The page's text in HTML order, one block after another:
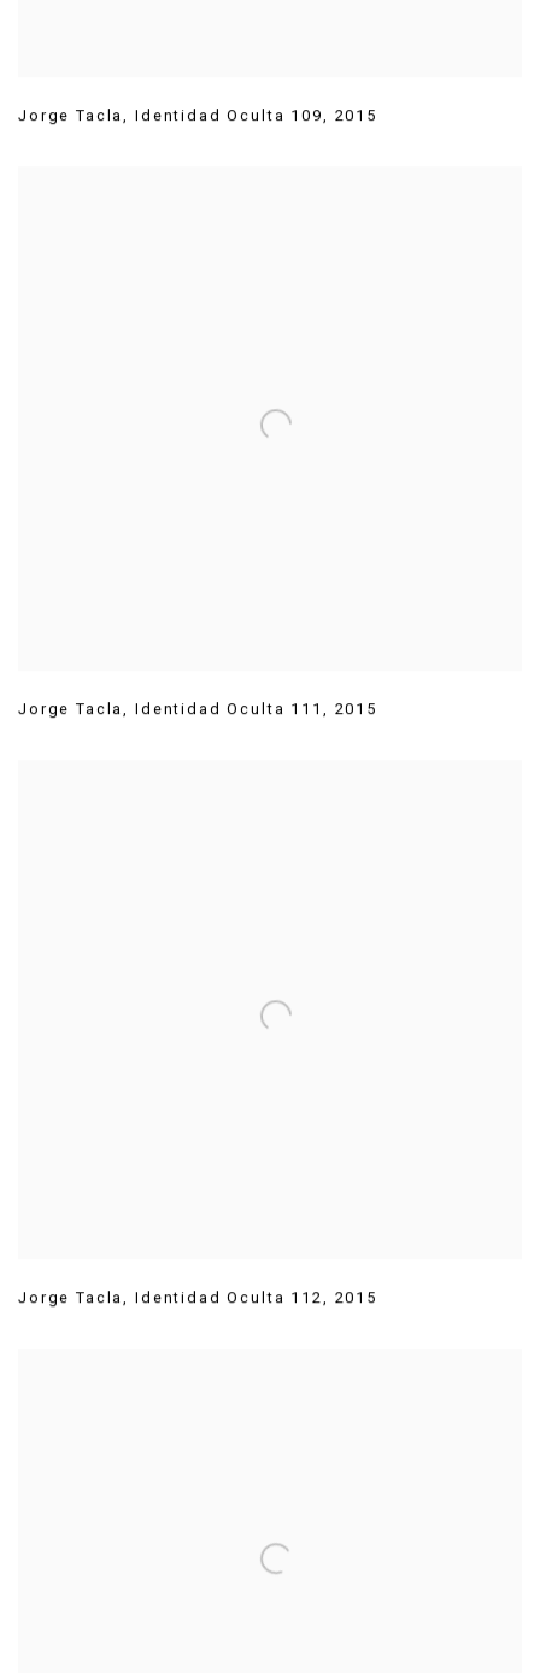
Jorge Tacla, Identidad Oculta 109, 2015
Jorge Tacla, Identidad Oculta 111 , 2015
Jorge Tacla, Identidad Oculta 112, 2015